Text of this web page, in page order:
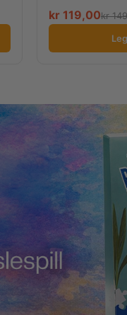
kr 119,00kr